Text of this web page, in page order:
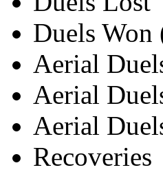
Duels Won
Aerial
Aerial
Aerial
Recoveries